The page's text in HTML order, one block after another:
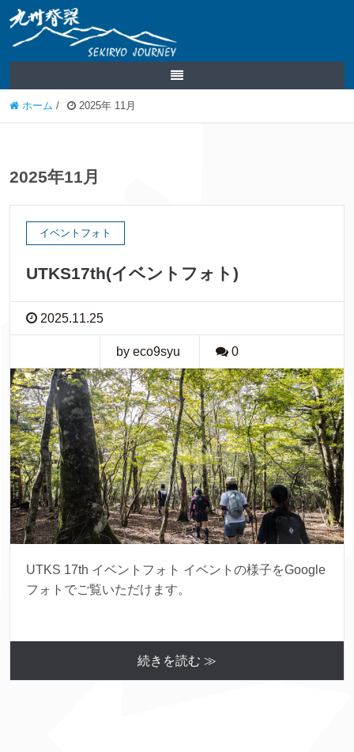
ホーム / 2025年 11月
2025年11月
イベントフォト
UTKS17th(イベントフォト)
2025.11.25
by eco9syu 0
UTKS 17th イベントフォト イベントの様子をGoogle
フォトでご覧いただけます。
続きを読む ≫